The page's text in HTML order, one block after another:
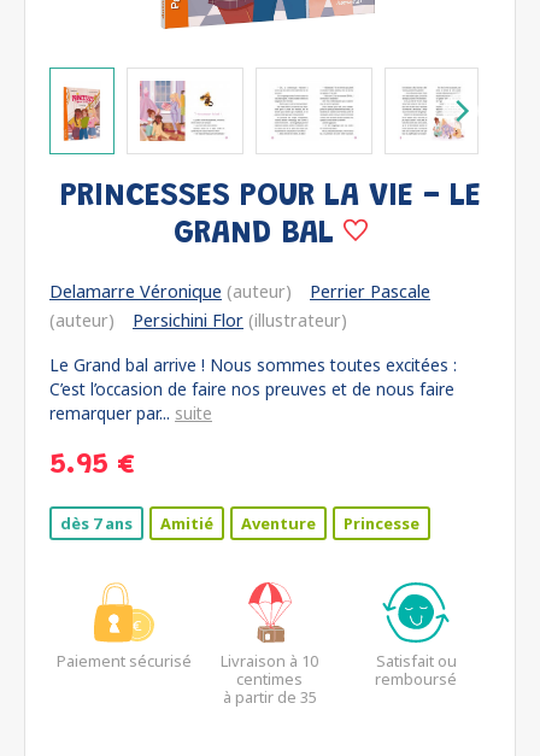
PRINCESSES POUR LA VIE - LE
GRAND BAL
Delamarre Véronique (auteur)
Perrier Pascale
(auteur)
Persichini Flor (illustrateur)
Le Grand bal arrive ! Nous sommes toutes excitées :
C’est l’occasion de faire nos preuves et de nous faire
remarquer par... suite
5.95 €
dès 7 ans Amitié Aventure Princesse
Paiement sécurisé
Livraison à 10
centimes
à partir de 35
Satisfait ou
remboursé